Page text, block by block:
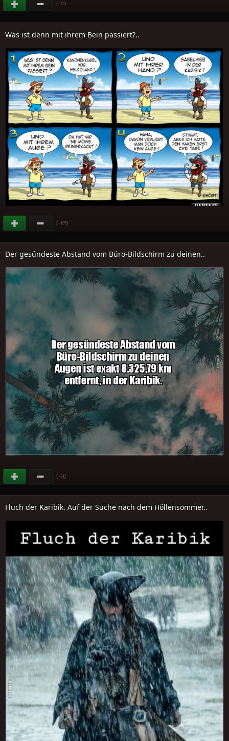
(+23)
Was ist denn mit ihrem Bein passiert?..
(+105)
Der gesündeste Abstand vom Büro-Bildschirm zu deinen..
(+31)
Fluch der Karibik. Auf der Suche nach dem Höllensommer..